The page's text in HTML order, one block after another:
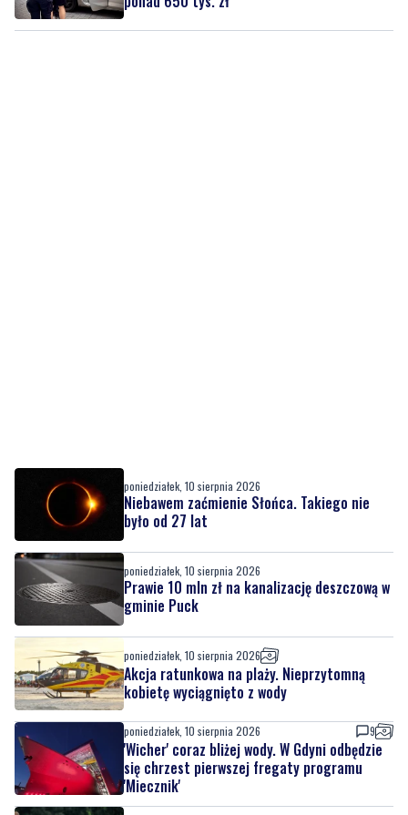
poniedziałek, 10 sierpnia 2026
Niebawem zaćmienie Słońca. Takiego nie
było od 27 lat
poniedziałek, 10 sierpnia 2026
Prawie 10 mln zł na kanalizację deszczową w
gminie Puck
poniedziałek, 10 sierpnia 2026
Akcja ratunkowa na plaży. Nieprzytomną
kobietę wyciągnięto z wody
poniedziałek, 10 sierpnia 2026 9
'Wicher' coraz bliżej wody. W Gdyni odbędzie
się chrzest pierwszej fregaty programu
'Miecznik'